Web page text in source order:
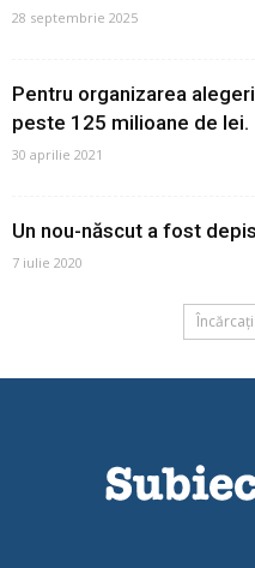
28 septembrie 2025
Pentru organizarea
peste 125 milioane de lei.
30 aprilie 2021
Un nou-născut a fost
7 iulie 2020